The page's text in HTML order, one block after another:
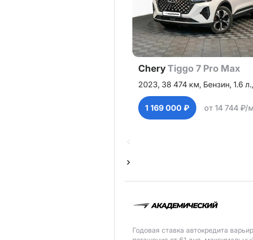
CheryTiggo 7 Pro Max
2023, 38 474 км, Бензин, 1.6 л.,
1 169 000 ₽ от 14 744 ₽/
Годовая ставка автокредита